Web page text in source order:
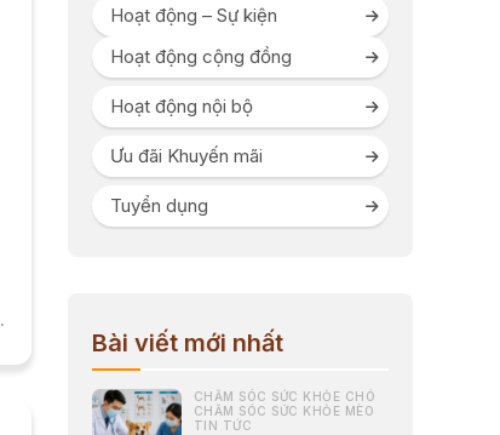
Hoạt động – Sự kiện
Hoạt động cộng đồng
Hoạt động nội bộ
Ưu đãi Khuyến mãi
Tuyển dụng
Bài viết mới nhất
CHĂM SÓC SỨC KHỎE CHÓ
CHĂM SÓC SỨC KHỎE MÈO
TIN TỨC